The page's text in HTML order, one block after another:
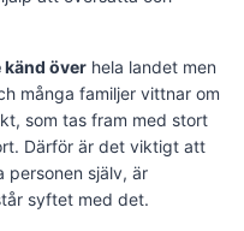
känd över hela landet men
många familjer vittnar om
som tas fram med stort
Därför är det viktigt att
personen själv, är
syftet med det.